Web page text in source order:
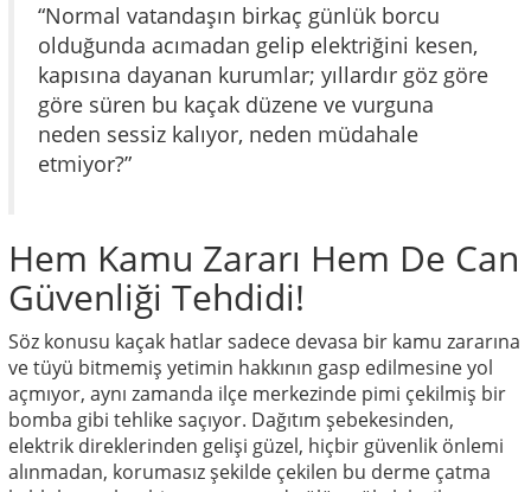
“Normal vatandaşın birkaç günlük borcu
olduğunda acımadan gelip elektriğini kesen,
kapısına dayanan kurumlar; yıllardır göz göre
göre süren bu kaçak düzene ve vurguna
neden sessiz kalıyor, neden müdahale
etmiyor?”
Hem Kamu Zararı Hem De Can
Güvenliği Tehdidi!
Söz konusu kaçak hatlar sadece devasa bir kamu zararına
ve tüyü bitmemiş yetimin hakkının gasp edilmesine yol
açmıyor, aynı zamanda ilçe merkezinde pimi çekilmiş bir
bomba gibi tehlike saçıyor. Dağıtım şebekesinden,
elektrik direklerinden gelişi güzel, hiçbir güvenlik önlemi
alınmadan, korumasız şekilde çekilen bu derme çatma